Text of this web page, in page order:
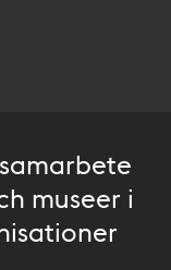
museer i